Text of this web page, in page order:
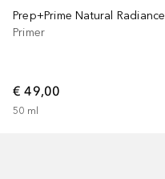
Prep+Prime Natural Radiance
Primer
€ 49,00
50 ml